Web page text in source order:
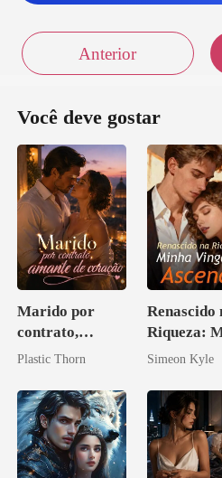
Anterior
Você deve gostar
Marido por
contrato,
amante de
Plastic Thorn
Renascido
Riqueza:
Vingança
Simeon Kyle